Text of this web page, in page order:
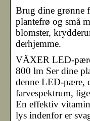
Brug dine grønne
plantefrø og små
blomster,
derhjemme.
VÄXER LED-
800 lm Ser dine
denne LED-pære,
farvespektrum,
En effektiv
lys indenfor er